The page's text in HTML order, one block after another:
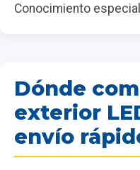
Conocimiento
Dónde
exterior
envío